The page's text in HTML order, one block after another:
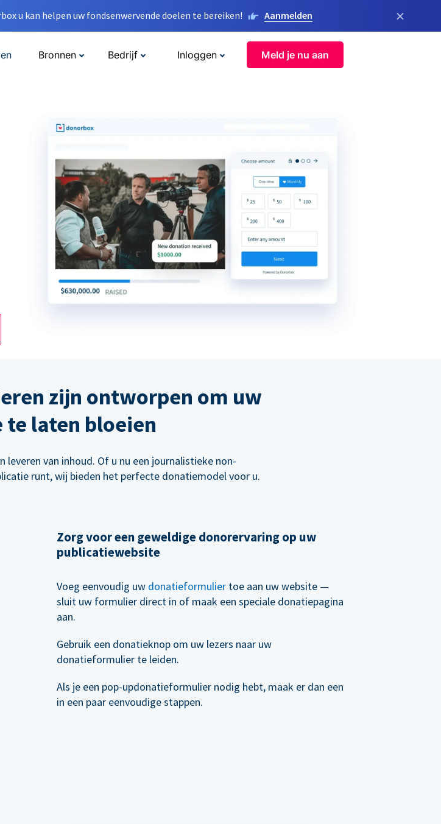
u kan helpen uw fondsenwervende doelen te bereiken! Aanmelden ×
Bronnen Bedrijf Inloggen Meld je nu aan
zijn ontworpen om uw
laten bloeien
leveren van inhoud. Of u nu een journalistieke non-
runt, wij bieden het perfecte donatiemodel voor u.
Zorg voor een geweldige donorervaring op uw
publicatiewebsite
Voeg eenvoudig uw donatieformuliertoe aan uw website —
sluit uw formulier direct in of maak een speciale donatiepagina
aan.
Gebruik een donatieknop om uw lezers naar uw
donatieformulier te leiden.
Als je een pop-updonatieformulier nodig hebt, maak er dan een
in een paar eenvoudige stappen.